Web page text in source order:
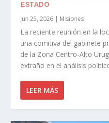
ESTADO
Jun 25, 2026 | Misiones
La reciente reunión en la
una comitiva del gabinete
de la Zona Centro-Alto
extraño en el análisis
LEER MÁS